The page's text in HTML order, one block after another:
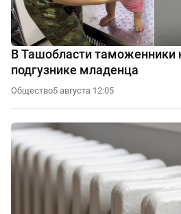
В Ташобласти таможенники
подгузнике младенца
Общество5 августа 12:05